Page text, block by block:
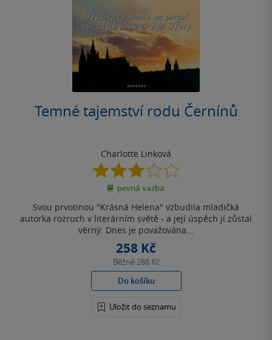
Temné tajemství rodu Černínů
Charlotte Linková
3.0
z
5
pevná vazba
Svou prvotinou "Krásná Helena" vzbudila mladičká
autorka rozruch v literárním světě - a její úspěch jí zůstal
věrný: Dnes je považována...
258 Kč
Běžně288 Kč
Do košíku
Uložit do seznamu